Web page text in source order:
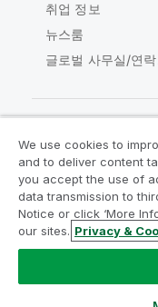
취업 정보
뉴스룸
글로벌 사무실/연락
법적 계약 제품
Legal Policies
Do Not Share My Info
Copyright © 1993-
We use cookies to
and to deliver content
you accept the use of
data transmission to
Notice or click ‘More
our sites. Privacy &